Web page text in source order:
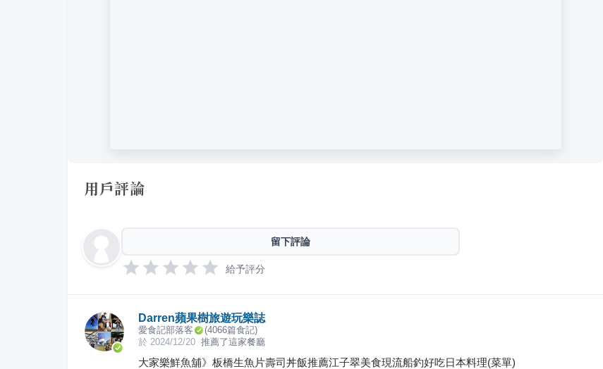
用戶評論
留下評論
給予評分
Darren蘋果樹旅遊玩樂誌
愛食記部落客 (4066篇食記)
於 2024/12/20 推薦了這家餐廳
大家樂鮮魚舖》板橋生魚片壽司丼飯推薦江子翠美食現流船釣好吃日本料理(菜單)